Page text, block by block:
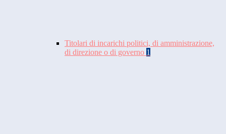
Titolari di incarichi politici, di amministrazione,
di direzione o di governo 1